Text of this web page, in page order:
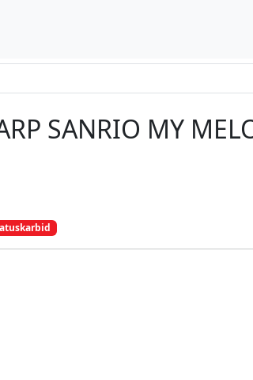
SANRIO MY